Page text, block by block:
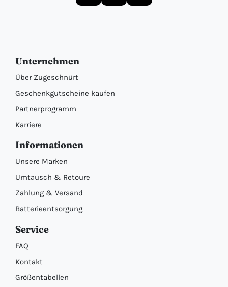
Unternehmen
Über Zugeschnürt
Geschenkgutscheine kaufen
Partnerprogramm
Karriere
Informationen
Unsere Marken
Umtausch & Retoure
Zahlung & Versand
Batterieentsorgung
Service
FAQ
Kontakt
Größentabellen